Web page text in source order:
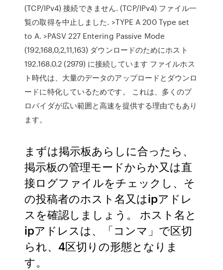
(TCP/IPv4) 接続できません. (TCP/IPv4) ファイル一
覧の取得を中止しました. >TYPE A 200 Type set
to A. >PASV 227 Entering Passive Mode
(192,168,0,2,11,163) ダウンロードのためにホスト
192.168.0.2 (2979) に接続しています ファイルホス
ト時代は、大量のデータのアップロードとダウンロ
ードに特化しているためです。 これは、多くのプ
ロバイダが広い範囲と高速を提供する理由でもあり
ます。
まずは掲示板あらしに合ったら、
掲示板の管理モードからか又は直
接ログファイルをチェックし、そ
の投稿者のホスト名又はipアドレ
スを確認しましょう。 ホスト名と
ipアドレスは、「コンマ」で区切
られ、4区切りの形態となりま
す。